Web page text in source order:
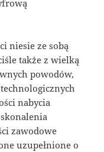
niesie ze sobą
także z wielką
powodów,
nabycia
zawodowe
uzupełnione o